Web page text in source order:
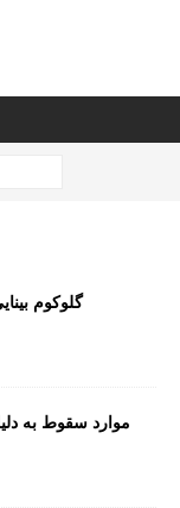
گلوکوم
موارد سقوط به